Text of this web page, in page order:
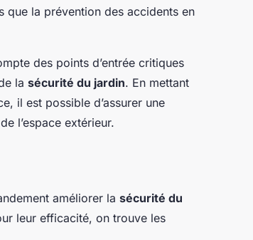
que la prévention des accidents en
des points d’entrée critiques
la sécurité du jardin. En mettant
il est possible d’assurer une
l’espace extérieur.
améliorer la sécurité du
leur efficacité, on trouve les